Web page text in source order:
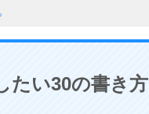
たい30の書き方